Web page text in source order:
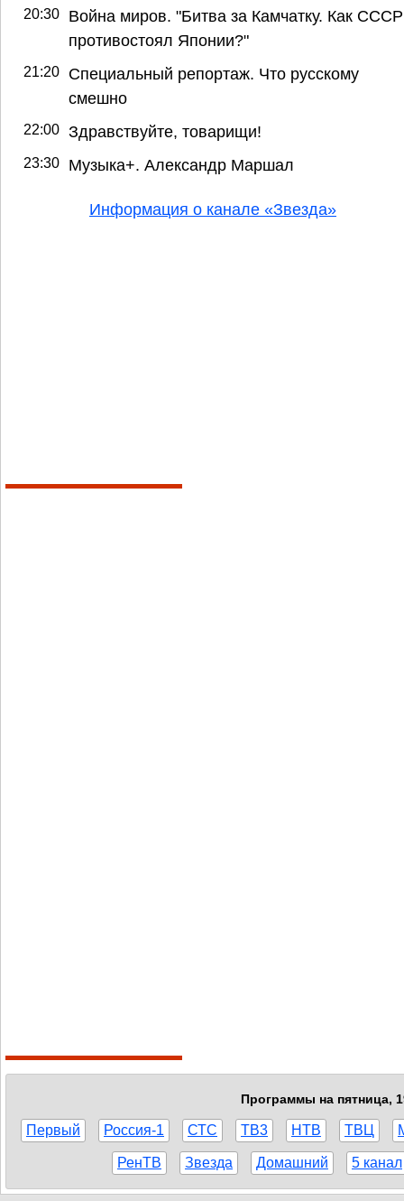
20:30
Война миров. "Битва за Камчатку. Как СССР
противостоял Японии?"
21:20
Специальный репортаж. Что русскому
смешно
22:00 Здравствуйте, товарищи!
23:30 Музыка+. Александр Маршал
Информация о канале «Звезда»
Программы на пятница,
Первый Россия-1 СТС ТВ3 НТВ ТВЦ
РенТВ Звезда Домашний 5 канал